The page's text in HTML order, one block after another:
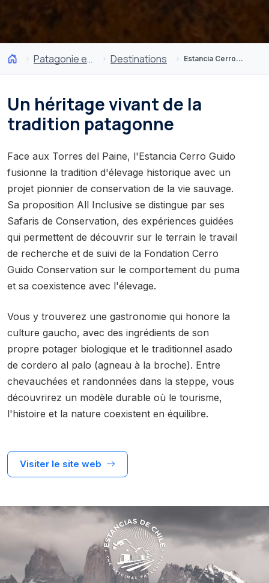
Patagonie et Antarctique Destinations Estancia Cerro Guido
Un héritage vivant de la
tradition patagonne
Face aux Torres del Paine, l'Estancia Cerro Guido
fusionne la tradition d'élevage historique avec un
projet pionnier de conservation de la vie sauvage.
Sa proposition All Inclusive se distingue par ses
Safaris de Conservation, des expériences guidées
qui permettent de découvrir sur le terrain le travail
de recherche et de suivi de la Fondation Cerro
Guido Conservation sur le comportement du puma
et sa coexistence avec l'élevage.
Vous y trouverez une gastronomie qui honore la
culture gaucho, avec des ingrédients de son
propre potager biologique et le traditionnel asado
de cordero al palo (agneau à la broche). Entre
chevauchées et randonnées dans la steppe, vous
découvrirez un modèle durable où le tourisme,
l'histoire et la nature coexistent en équilibre.
Visiter le site web